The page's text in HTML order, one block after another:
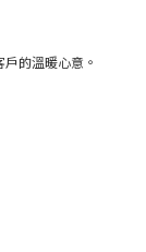
的溫暖心意。